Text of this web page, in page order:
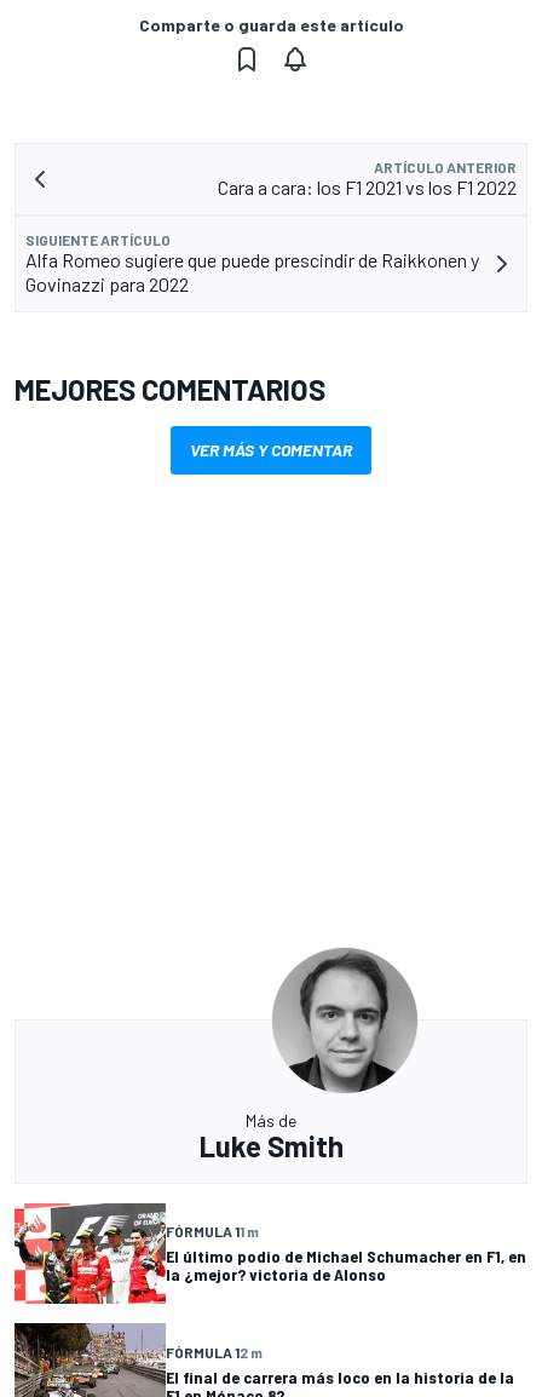
Comparte o guarda este artículo
ARTÍCULO ANTERIOR
Cara a cara: los F1 2021 vs los F1 2022
SIGUIENTE ARTÍCULO
Alfa Romeo sugiere que puede prescindir de Raikkonen y
Govinazzi para 2022
MEJORES COMENTARIOS
VER MÁS Y COMENTAR
Más de
Luke Smith
FÓRMULA 11 m
El último podio de Michael Schumacher en F1, en
la ¿mejor? victoria de Alonso
FÓRMULA 12 m
El final de carrera más loco en la historia de la